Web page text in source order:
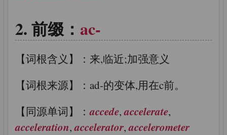
前缀： ac-
【词根含义】：来,临近;加强意义
【词根来源】：ad-的变体,用在c前。
【同源单词】：accede,accelerate,
acceleration,accelerator,accelerometer